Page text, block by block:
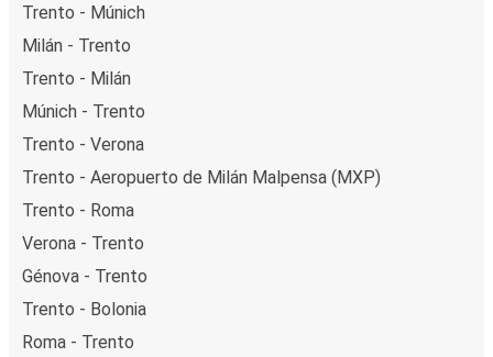
Trento - Múnich
Milán - Trento
Trento - Milán
Múnich - Trento
Trento - Verona
Trento - Aeropuerto de Milán Malpensa (MXP)
Trento - Roma
Verona - Trento
Génova - Trento
Trento - Bolonia
Roma - Trento